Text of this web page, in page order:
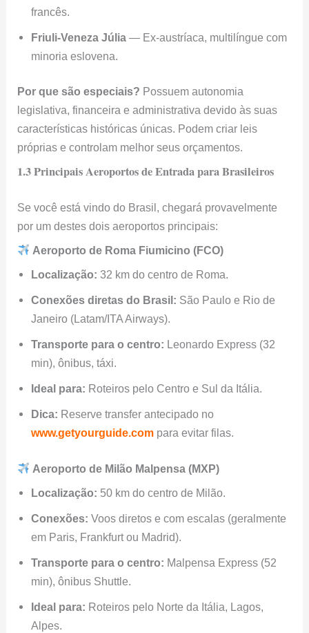
francês.
Friuli-Veneza Júlia — Ex-austríaca, multilíngue com
minoria eslovena.
Por que são especiais? Possuem autonomia
legislativa, financeira e administrativa devido às suas
características históricas únicas. Podem criar leis
próprias e controlam melhor seus orçamentos.
1.3 Principais Aeroportos de Entrada para Brasileiros
Se você está vindo do Brasil, chegará provavelmente
por um destes dois aeroportos principais:
Aeroporto de Roma Fiumicino (FCO)
Localização: 32 km do centro de Roma.
Conexões diretas do Brasil: São Paulo e Rio de
Janeiro (Latam/ITA Airways).
Transporte para o centro: Leonardo Express (32
min), ônibus, táxi.
Ideal para: Roteiros pelo Centro e Sul da Itália.
Dica: Reserve transfer antecipado no
www.getyourguide.com para evitar filas.
Aeroporto de Milão Malpensa (MXP)
Localização: 50 km do centro de Milão.
Conexões: Voos diretos e com escalas (geralmente
em Paris, Frankfurt ou Madrid).
Transporte para o centro: Malpensa Express (52
min), ônibus Shuttle.
Ideal para: Roteiros pelo Norte da Itália, Lagos,
Alpes.